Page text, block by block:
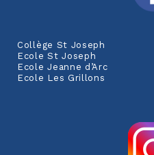
Collège St Joseph
Ecole St Joseph
Ecole Jeanne d’Arc
Ecole Les Grillons